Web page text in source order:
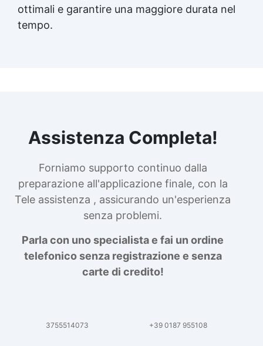
ottimali e garantire una maggiore durata nel
tempo.
Assistenza Completa!
Forniamo supporto continuo dalla
preparazione all'applicazione finale, con la
Tele assistenza , assicurando un'esperienza
senza problemi.
Parla con uno specialista e fai un ordine
telefonico senza registrazione e senza
carte di credito!
3755514073 +39 0187 955108